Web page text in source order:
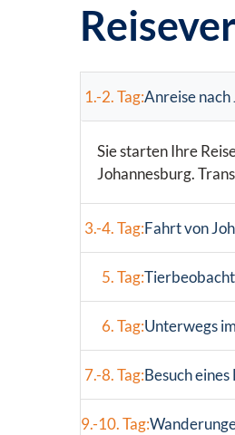
1.-2. Tag:Anreise
Sie starten Ihre
Johannesburg.
3.-4. Tag:Fahrt von
5. Tag:
6. Tag:Unterwegs
7.-8. Tag:Besuch
9.-10. Tag: